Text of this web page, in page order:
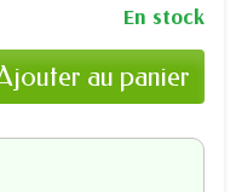
En stock
au panier